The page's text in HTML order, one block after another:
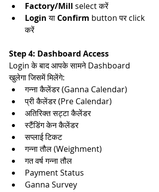
Factory/Mill select करें​
Login या Confirm button पर click
करें​
Step 4: Dashboard Access
Login के बाद आपके सामने Dashboard
खुलेगा जिसमें मिलेंगे:​
गन्ना कैलेंडर (Ganna Calendar)​
प्री कैलेंडर (Pre Calendar)​
अतिरिक्त सट्टा कैलेंडर​
स्टैंडिंग केन कैलेंडर​
सप्लाई टिकट​
गन्ना तौल (Weighment)​​
गत वर्ष गन्ना तौल​
Payment Status​
Ganna Survey​